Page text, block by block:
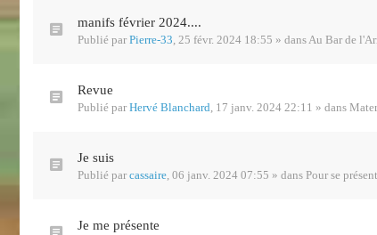
manifs février 2024....
Publié par Pierre-33, 25 févr. 2024 18:55 » dansAu Bar de
Revue
Publié par Hervé Blanchard, 17 janv. 2024 22:11 » dans
Je suis
Publié par cassaire, 06 janv. 2024 07:55 » dans Pour se
Je me présente